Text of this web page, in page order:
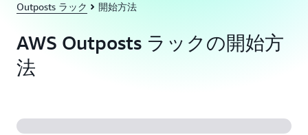
Outposts ラック 開始方法
AWS Outposts ラックの開始方
法